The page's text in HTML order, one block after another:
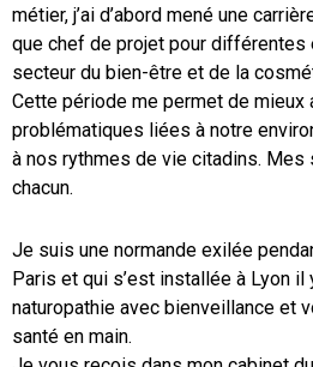
métier, j’ai d’abord mené une
que chef de projet pour
secteur du bien-être et de la
Cette période me permet de mieux
problématiques liées à notre
à nos rythmes de vie citadins. Mes
chacun.
Je suis une normande exilée
Paris et qui s’est installée à Lyon il
naturopathie avec bienveillance et
santé en main.